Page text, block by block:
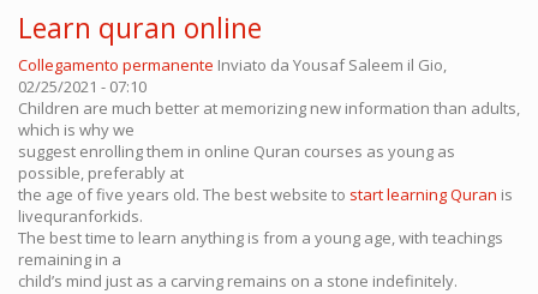
Learn quran online
Collegamento permanente Inviato da Yousaf Saleem il Gio,
02/25/2021 - 07:10
Children are much better at memorizing new information than adults,
which is why we
suggest enrolling them in online Quran courses as young as
possible, preferably at
the age of five years old. The best website to start learning Quran is
livequranforkids.
The best time to learn anything is from a young age, with teachings
remaining in a
child’s mind just as a carving remains on a stone indefinitely.